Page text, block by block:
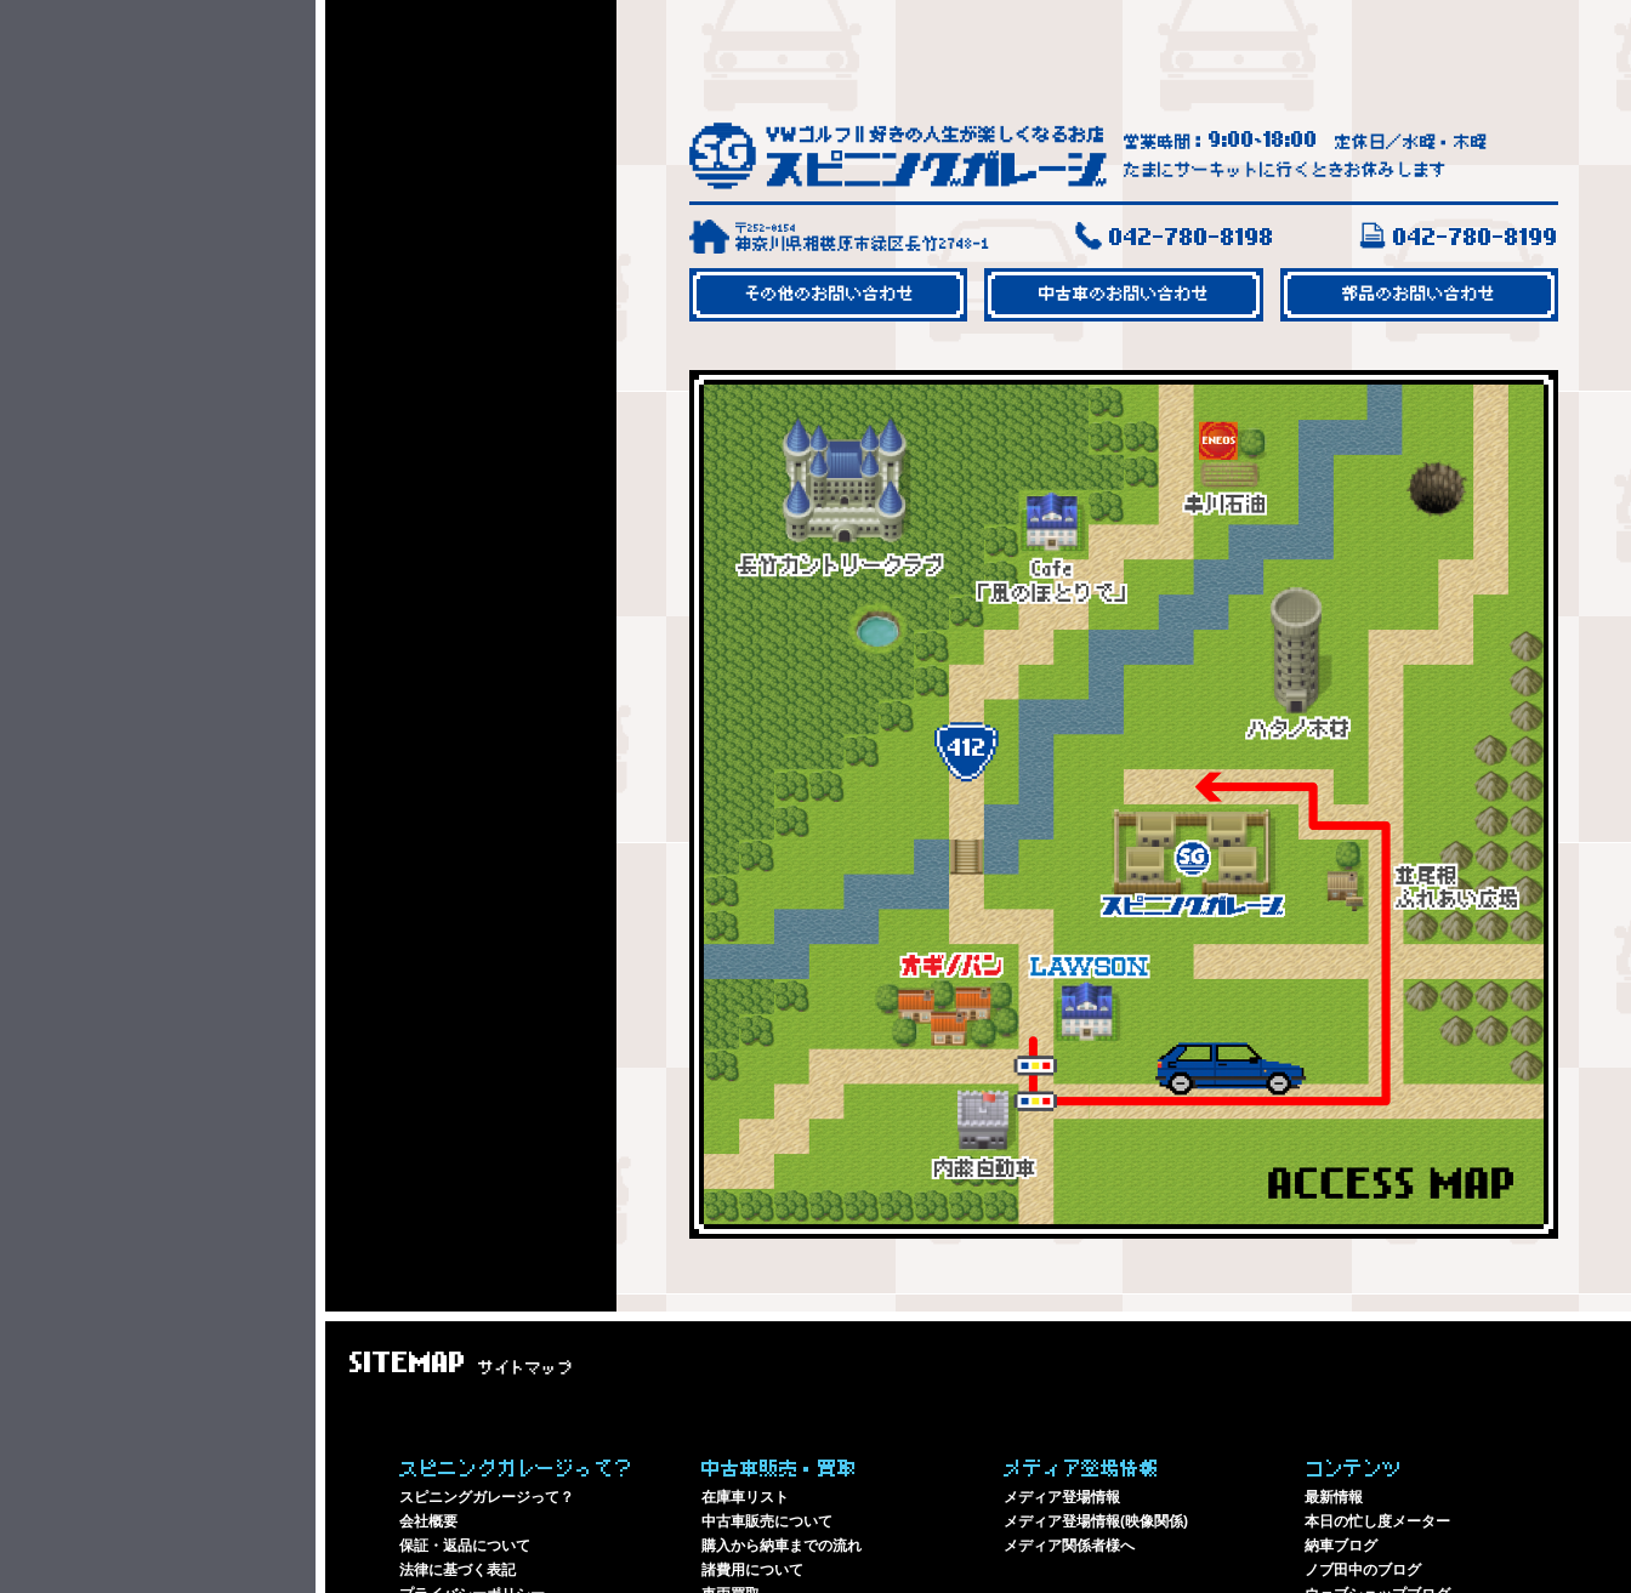
営業時間： 9:00~18:00
定休日／水曜・木曜
たまにサーキットに行くときお休みします
〒252-0154
神奈川県相模原市緑区長竹2748-1 042-780-8198 042-780-8199
その他のお問い合わせ 中古車のお問い合わせ 部品のお問い合わせ
SITEMAP サイトマップ
スピニングガレージって？
スピニングガレージって？
会社概要
保証・返品について
法律に基づく表記
中古車販売・買取
在庫車リスト
中古車販売について
購入から納車までの流れ
諸費用について
メディア登場情報
メディア登場情報
メディア登場情報(映像関係)
メディア関係者様へ
コンテンツ
最新情報
本日の忙し度メーター
納車ブログ
ノブ田中のブログ